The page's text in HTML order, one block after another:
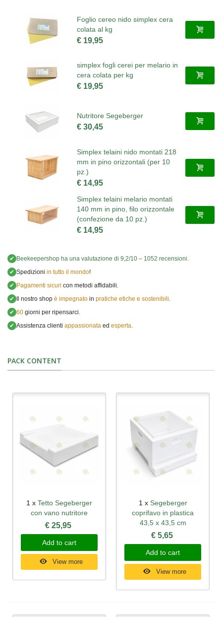
Foglio cereo nido simplex cera
colata al kg
€ 19,95
simplex fogli cerei per melario in
cera colata per kg
€ 19,95
Nutritore Segeberger
€ 30,45
Simplex telaini nido montati 218
mm in pino orizzontali (per 10
pz.)
€ 14,95
Simplex telaini melario montati
140 mm in pino, filo orizzontale
(confezione da 10 pz.)
€ 14,95
✔ Beekeepershop ha una valutazione di 9,2/10 – 1052 recensioni.
✔ Spedizioni in tutto il mondo!
✔ Pagamenti sicuri con metodi affidabili.
✔
Il nostro shop è impegnato in pratiche etiche e sostenibili.
✔ 60 giorni per ripensarci.
✔ Assistenza clienti appassionata ed esperta.
PACK CONTENT
1 x Tetto Segeberger
con vano nutritore
€ 25,95
Add to cart
View more
1 x Segeberger
coprifavo in plastica
43,5 x 43,5 cm
€ 5,65
Add to cart
View more